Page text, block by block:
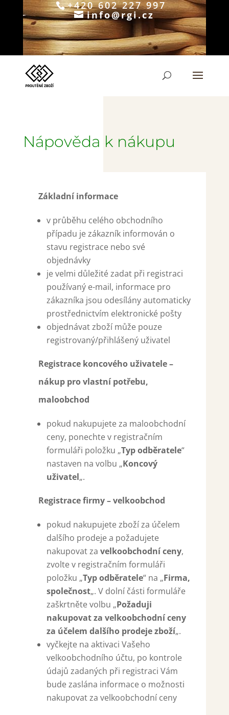
+420 602 227 997
info@rgi.cz
Products
search
Nápověda k nákupu
Základní informace
v průběhu celého obchodního
případu je zákazník informován o
stavu registrace nebo své
objednávky
je velmi důležité zadat při registraci
používaný e-mail, informace pro
zákazníka jsou odesílány automaticky
prostřednictvím elektronické pošty
objednávat zboží může pouze
registrovaný/přihlášený uživatel
Registrace koncového uživatele –
nákup pro vlastní potřebu,
maloobchod
pokud nakupujete za maloobchodní
ceny, ponechte v registračním
formuláři položku „Typ odběratele“
nastaven na volbu „Koncový
uživatel„.
Registrace firmy – velkoobchod
pokud nakupujete zboží za účelem
dalšího prodeje a požadujete
nakupovat za velkoobchodní ceny,
zvolte v registračním formuláři
položku „Typ odběratele“ na „Firma,
společnost„. V dolní části formuláře
zaškrtněte volbu „Požaduji
nakupovat za velkoobchodní ceny
za účelem dalšího prodeje zboží„.
vyčkejte na aktivaci Vašeho
velkoobchodního účtu, po kontrole
údajů zadaných při registraci Vám
bude zaslána informace o možnosti
nakupovat za velkoobchodní ceny